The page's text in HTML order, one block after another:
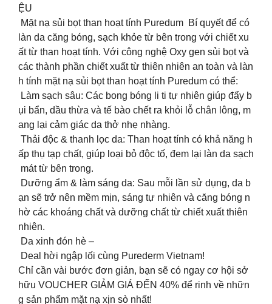
ỆU
Mặt nạ sủi bọt than hoạt tính Puredum Bí quyết để có
làn da căng bóng, sạch khỏe từ bên trong với chiết xu
ất từ than hoạt tính. Với công nghệ Oxy gen sủi bọt và
các thành phần chiết xuất từ thiên nhiên an toàn và làn
h tính mặt nạ sủi bọt than hoạt tính Puredum có thể:
Làm sạch sâu: Các bong bóng li ti tự nhiên giúp đẩy b
ụi bẩn, dầu thừa và tế bào chết ra khỏi lỗ chân lông, m
ang lại cảm giác da thở nhẹ nhàng.
Thải độc & thanh lọc da: Than hoạt tính có khả năng h
ấp thụ tạp chất, giúp loại bỏ độc tố, đem lại làn da sạch
mát từ bên trong.
Dưỡng ẩm & làm sáng da: Sau mỗi lần sử dụng, da b
ạn sẽ trở nên mềm mịn, sáng tự nhiên và căng bóng n
hờ các khoáng chất và dưỡng chất từ chiết xuất thiên
nhiên.
Da xinh đón hè –
Deal hời ngập lối cùng Purederm Vietnam!
Chỉ cần vài bước đơn giản, bạn sẽ có ngay cơ hội sở
hữu VOUCHER GIẢM GIÁ ĐẾN 40% để rinh về nhữn
g sản phẩm mặt nạ xịn sò nhất!